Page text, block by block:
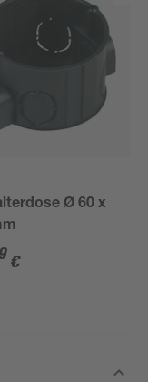
Ø 60 x
€